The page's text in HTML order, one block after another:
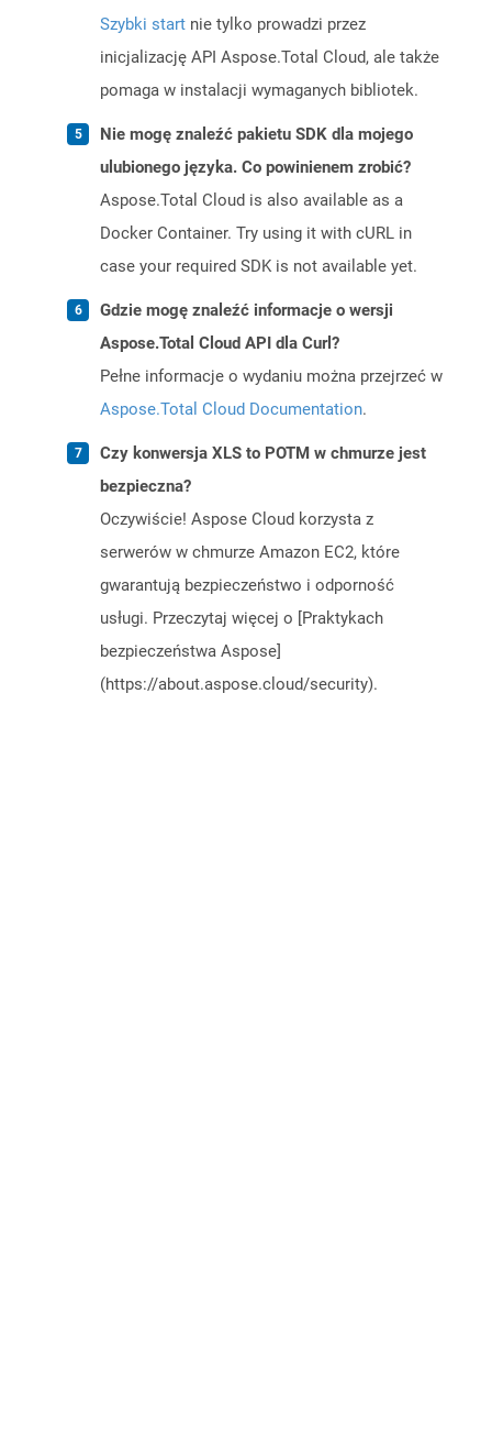
Szybki start nie tylko prowadzi przez
inicjalizację API Aspose.Total Cloud, ale także
pomaga w instalacji wymaganych bibliotek.
Nie mogę znaleźć pakietu SDK dla mojego
ulubionego języka. Co powinienem zrobić?
Aspose.Total Cloud is also available as a
Docker Container. Try using it with cURL in
case your required SDK is not available yet.
Gdzie mogę znaleźć informacje o wersji
Aspose.Total Cloud API dla Curl?
Pełne informacje o wydaniu można przejrzeć w
Aspose.Total Cloud Documentation.
Czy konwersja XLS to POTM w chmurze jest
bezpieczna?
Oczywiście! Aspose Cloud korzysta z
serwerów w chmurze Amazon EC2, które
gwarantują bezpieczeństwo i odporność
usługi. Przeczytaj więcej o [Praktykach
bezpieczeństwa Aspose]
(https://about.aspose.cloud/security).